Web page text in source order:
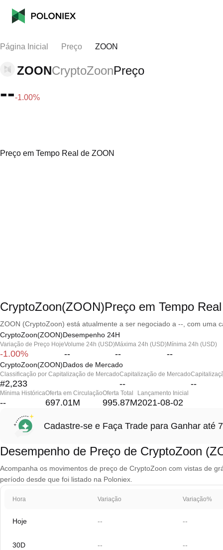
Página Inicial Preço ZOON
ZOONCryptoZoonPreço
---1.00%
Preço em Tempo Real de ZOON
CryptoZoon(ZOON)Preço em Tempo Real
ZOON (CryptoZoon) está atualmente a ser negociado a --, com uma
CryptoZoon(ZOON)Desempenho 24H
Variação de Preço Hoje
-1.00%
Volume 24h (USD)
--
Máxima 24h (USD)
--
Mínima 24h (USD)
--
CryptoZoon(ZOON)Dados de Mercado
Classificação por Capitalização de Mercado
#2,233
Capitalização de Mercado
-- --
Mínima Histórica
--
Oferta em Circulação
697.01M
Oferta Total
995.87M
Lançamento Inicial
2021-08-02
Cadastre-se e Faça Trade para Ganhar até
Desempenho de Preço de CryptoZoon
Acompanha os movimentos de preço de CryptoZoon com vistas de
período desde que foi listado na Poloniex.
Hora Variação Variação%
Hoje -- --
30D -- --